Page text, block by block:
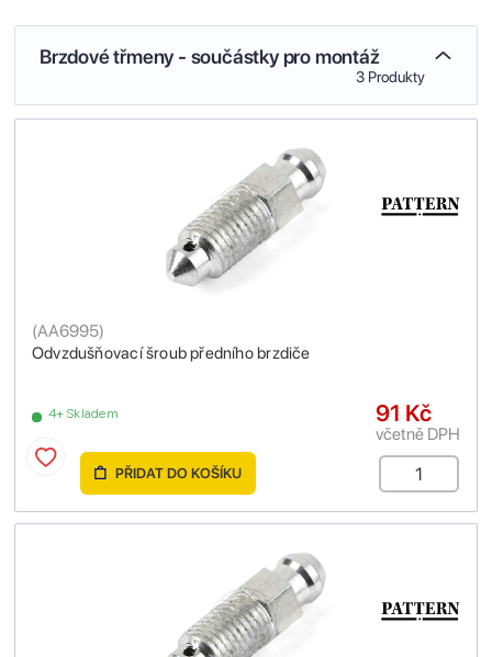
Brzdové třmeny - součástky pro montáž
3 Produkty
Odvzdušňovací šroub předního brzdiče
(AA6995)
4+ Skladem 91 Kč
včetně DPH
PŘIDAT DO KOŠÍKU